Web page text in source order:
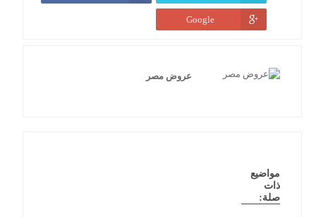
Google
عروض مصر
مواضيع
ذات
صلة: